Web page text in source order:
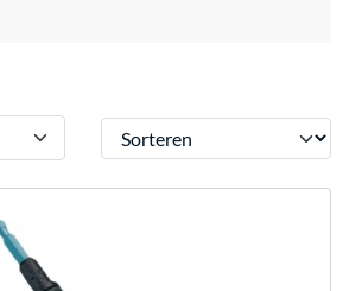
Sorteren